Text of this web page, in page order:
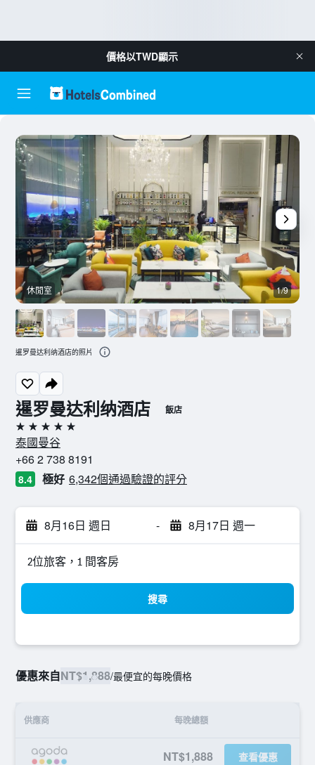
價格以TWD顯示
暹罗曼达利纳酒店 飯店
5星級
泰國曼谷
+66 2 738 8191
8.4 極好 6,342個通過驗證的評分
8月16日 週日 - 8月17日 週一
2位旅客，1 間客房
搜尋
優惠來自NT$1,888/最便宜的每晚價格
供應商 每晚總額
NT$1,888 查看優惠
休閒室 1/9
暹罗曼达利纳酒店的照片